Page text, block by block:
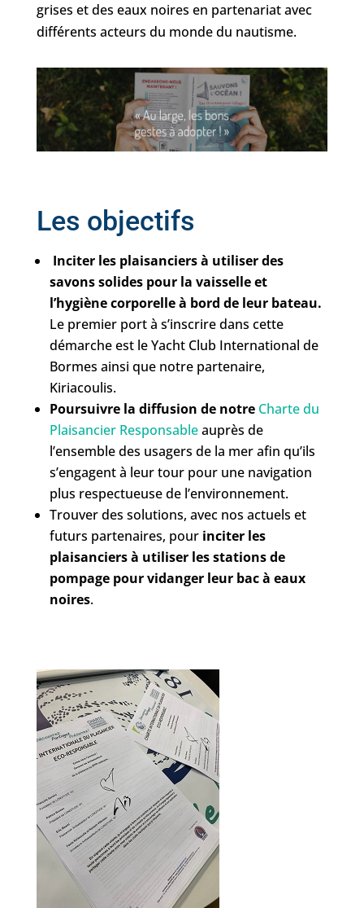
grises et des eaux noires en partenariat avec
différents acteurs du monde du nautisme.
Les objectifs
Inciter les plaisanciers à utiliser des
savons solides pour la vaisselle et
l’hygiène corporelle à bord de leur bateau.
Le premier port à s’inscrire dans cette
démarche est le Yacht Club International de
Bormes ainsi que notre partenaire,
Kiriacoulis.
Poursuivre la diffusion de notre Charte du
Plaisancier Responsableauprès de
l’ensemble des usagers de la mer afin qu’ils
s’engagent à leur tour pour une navigation
plus respectueuse de l’environnement.
Trouver des solutions, avec nos actuels et
futurs partenaires, pour inciter les
plaisanciers à utiliser les stations de
pompage pour vidanger leur bac à eaux
noires.